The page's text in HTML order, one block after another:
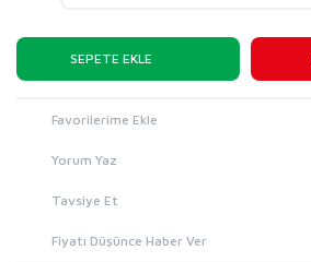
SEPETE EKLE
Yorum Yaz
Tavsiye Et
Fiyatı Düşünce Haber Ver